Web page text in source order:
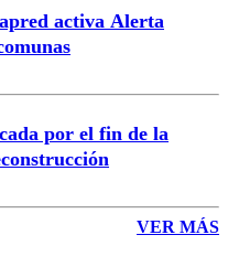
activa Alerta
por el fin de la
VER MÁS